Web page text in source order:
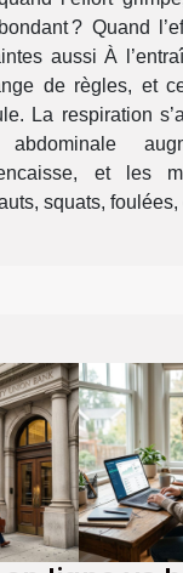
? Quand
aussi À
de règles, et
La respiration
abdominale
et les
squats, foulées,